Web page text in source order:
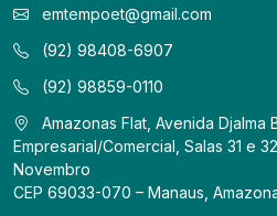
emtempoet@gmail.com
(92) 98408-6907
(92) 98859-0110
Amazonas Flat, Avenida
Empresarial/Comercial, Salas 31 e
Novembro
CEP 69033-070 – Manaus,